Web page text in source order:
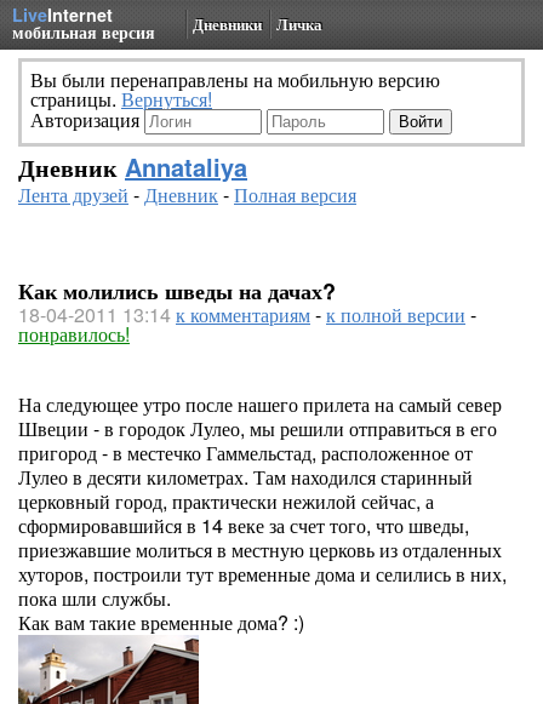
LiveInternet
мобильная версия Дневники Личка
Вы были перенаправлены на мобильную версию
страницы. Вернуться!
Авторизация
Дневник Annataliya
Лента друзей -Дневник-Полная версия
Как молились шведы на дачах?
18-04-2011 13:14к комментариям-к полной версии -
понравилось!
На следующее утро после нашего прилета на самый север
Швеции - в городок Лулео, мы решили отправиться в его
пригород - в местечко Гаммельстад, расположенное от
Лулео в десяти километрах. Там находился старинный
церковный город, практически нежилой сейчас, а
сформировавшийся в 14 веке за счет того, что шведы,
приезжавшие молиться в местную церковь из отдаленных
хуторов, построили тут временные дома и селились в них,
пока шли службы.
Как вам такие временные дома? :)